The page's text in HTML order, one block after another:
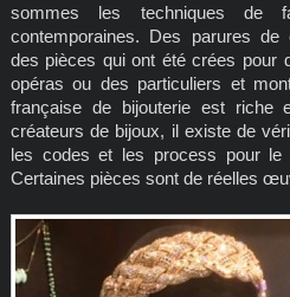
sommes les techniques de
contemporaines. Des parures de
des pièces qui ont été crées pour
opéras ou des particuliers et
française de bijouterie est riche
créateurs de bijoux, il existe de
les codes et les process pour le
Certaines pièces sont de réelles